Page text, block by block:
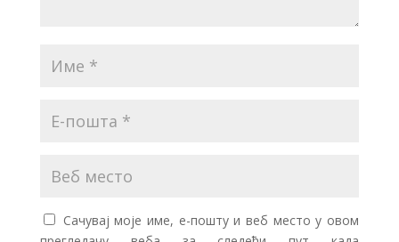
Сачувај моје име, е-пошту и веб место у овом